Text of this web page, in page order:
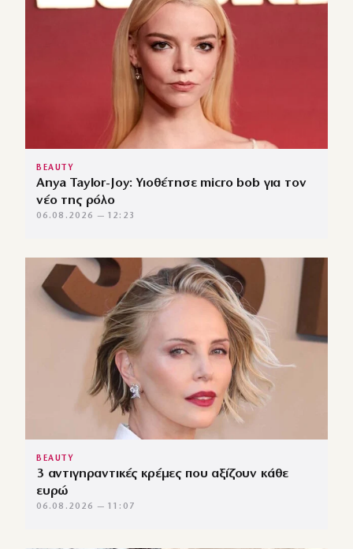
BEAUTY
Anya Taylor-Joy: Υιοθέτησε micro bob για τον
νέο της ρόλο
06.08.2026 — 12:23
BEAUTY
3 αντιγηραντικές κρέμες που αξίζουν κάθε
ευρώ
06.08.2026 — 11:07